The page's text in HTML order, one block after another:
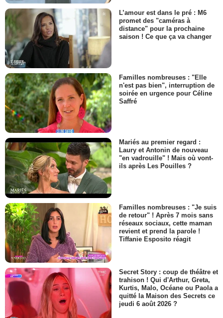
L’amour est dans le pré : M6
promet des "caméras à
distance" pour la prochaine
saison ! Ce que ça va changer
Familles nombreuses : "Elle
n'est pas bien", interruption de
soirée en urgence pour Céline
Saffré
Mariés au premier regard :
Laury et Antonin de nouveau
"en vadrouille" ! Mais où vont-
ils après Les Pouilles ?
Familles nombreuses : "Je suis
de retour" ! Après 7 mois sans
réseaux sociaux, cette maman
revient et prend la parole !
Tiffanie Esposito réagit
Secret Story : coup de théâtre et
trahison ! Qui d'Arthur, Greta,
Kurtis, Malo, Océane ou Paola a
quitté la Maison des Secrets ce
jeudi 6 août 2026 ?